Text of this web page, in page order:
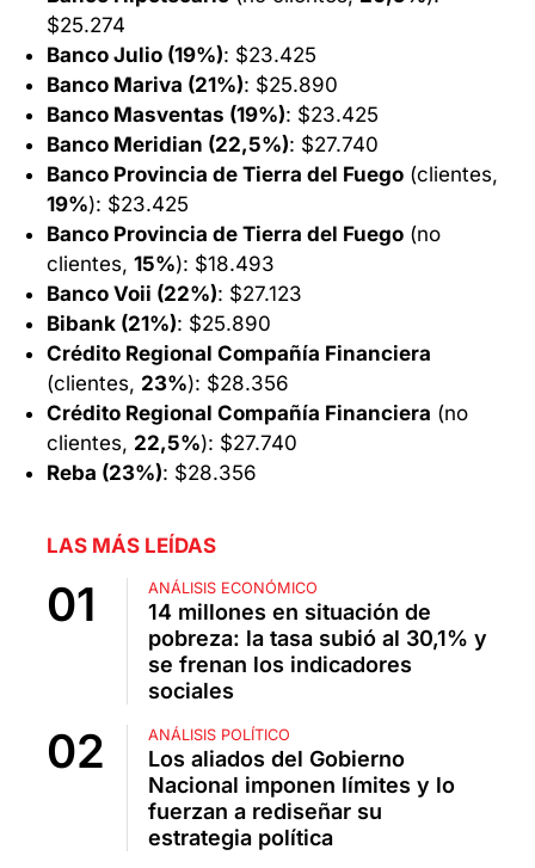
$25.274
Banco Julio (19%): $23.425
Banco Mariva (21%): $25.890
Banco Masventas (19%): $23.425
Banco Meridian (22,5%): $27.740
Banco Provincia de Tierra del Fuego (clientes,
19%): $23.425
Banco Provincia de Tierra del Fuego (no
clientes,15%): $18.493
Banco Voii (22%): $27.123
Bibank (21%): $25.890
Crédito Regional Compañía Financiera
(clientes, 23%): $28.356
Crédito Regional Compañía Financiera (no
clientes, 22,5%): $27.740
Reba (23%): $28.356
LAS MÁS LEÍDAS
ANÁLISIS ECONÓMICO
14 millones en situación de
pobreza: la tasa subió al 30,1% y
se frenan los indicadores
sociales
ANÁLISIS POLÍTICO
Los aliados del Gobierno
Nacional imponen límites y lo
fuerzan a rediseñar su
estrategia política